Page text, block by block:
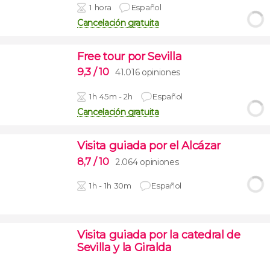
1 hora Español
Cancelación gratuita
Free tour por Sevilla
9,3 / 10 41.016 opiniones
1h 45m - 2h Español
Cancelación gratuita
Visita guiada por el Alcázar
8,7 / 10 2.064 opiniones
1h - 1h 30m Español
Visita guiada por la catedral de
Sevilla y la Giralda